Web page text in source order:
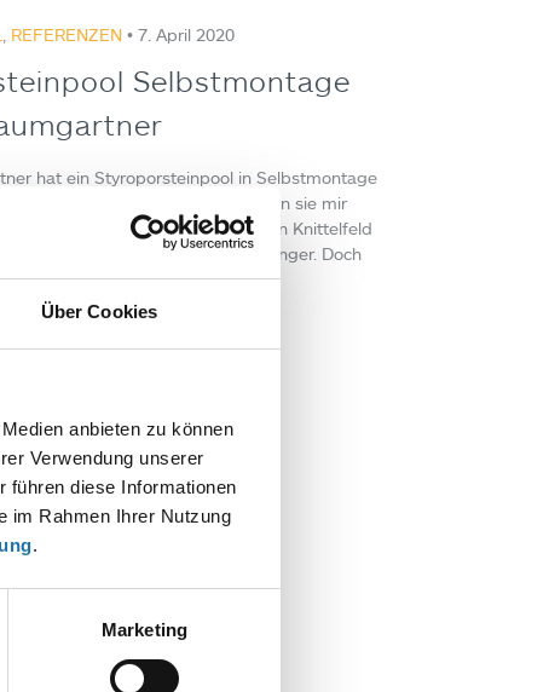
Über Cookies
anbieten zu können
Verwendung unserer
führen diese Informationen
im Rahmen Ihrer Nutzung
.
Marketing
REFERENZEN • 7. April 2020
Selbstmontage
hat ein Styroporsteinpool in Selbstmontage
Erfahrungen mit Cranpool haben sie mir
zukommen lassen: „Da wir früher in Knittelfeld
wir auch Cranpool schon länger. Doch
Freundeskreis…